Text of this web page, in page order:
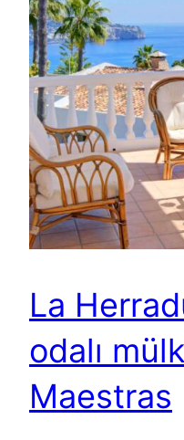
La
odalı
Maestras